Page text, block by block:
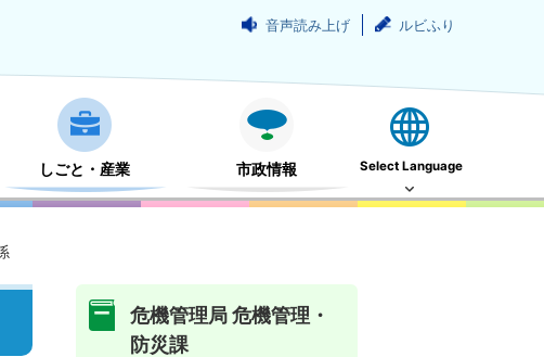
音声読み上げ ルビふり
しごと・産業 市政情報 Select Language
危機管理局 危機管理・
防災課